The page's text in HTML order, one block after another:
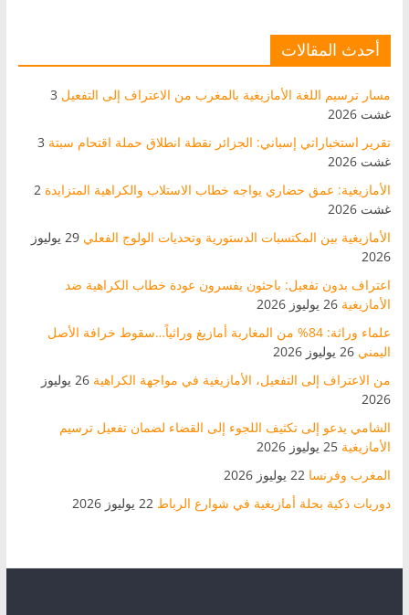
أحدث المقالات
مسار ترسيم اللغة الأمازيغية بالمغرب من الاعتراف إلى التفعيل 3
غشت 2026
تقرير استخباراتي إسباني: الجزائر نقطة انطلاق حملة اقتحام سبتة 3
غشت 2026
الأمازيغية: عمق حضاري يواجه خطاب الاستلاب والكراهية المتزايدة 2
غشت 2026
الأمازيغية بين المكتسبات الدستورية وتحديات الولوج الفعلي
29 يوليوز
2026
اعتراف بدون تفعيل: باحثون يفسرون عودة خطاب الكراهية ضد
الأمازيغية 26 يوليوز 2026
علماء وراثة: 84% من المغاربة أمازيغ وراثياً…سقوط خرافة الأصل
اليمني 26 يوليوز 2026
من الاعتراف إلى التفعيل، الأمازيغية في مواجهة الكراهية
26 يوليوز
2026
الشامي يدعو إلى تكثيف اللجوء إلى القضاء لضمان تفعيل ترسيم
الأمازيغية 25 يوليوز 2026
المغرب وفرنسا 22 يوليوز 2026
دوريات ذكية بحلة أمازيغية في شوارع الرباط 22 يوليوز 2026